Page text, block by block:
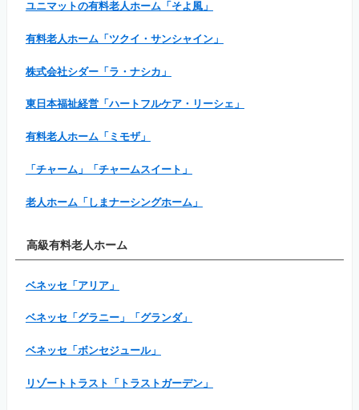
ユニマットの有料老人ホーム「そよ風」
有料老人ホーム「ツクイ・サンシャイン」
株式会社シダー「ラ・ナシカ」
東日本福祉経営「ハートフルケア・リーシェ」
有料老人ホーム「ミモザ」
「チャーム」「チャームスイート」
老人ホーム「しまナーシングホーム」
高級有料老人ホーム
ベネッセ「アリア」
ベネッセ「グラニー」「グランダ」
ベネッセ「ボンセジュール」
リゾートトラスト「トラストガーデン」